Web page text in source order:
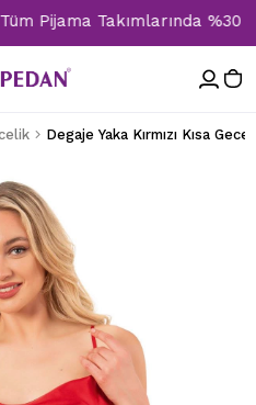
Takımlarında
Degaje Yaka Kırmızı Kısa